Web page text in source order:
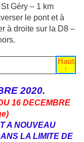
Géry – 1 km
le pont et à
à droite sur la D8 –
Haut
↑
2020.
16 DECEMBRE
A NOUVEAU
LA LIMITE DE